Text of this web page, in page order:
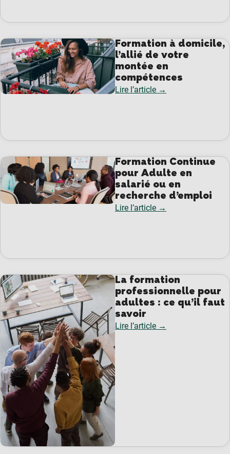
Formation à domicile,
l’allié de votre
montée en
compétences
Lire l’article →
Formation Continue
pour Adulte en
salarié ou en
recherche d’emploi
Lire l’article →
La formation
professionnelle pour
adultes : ce qu’il faut
savoir
Lire l’article →